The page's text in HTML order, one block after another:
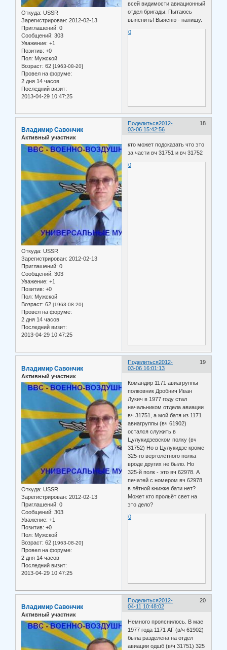
Откуда: USSR
Зарегистрирован: 2012-02-13
Приглашений: 0
Сообщений: 303
Уважение: +1
Позитив: +0
Пол: Мужской
Возраст: 62 [1963-08-20]
Провел на форуме:
2 дня 14 часов
Последний визит:
2013-04-29 10:47:25
всей видимости авиационный
отдел бригады. Пытаюсь
выяснить! Выясню - напишу.
0
Поделиться 18
2012-
03-06 15:42:56
Владимир Савончик
Активный участник
Откуда: USSR
Зарегистрирован: 2012-02-13
Приглашений: 0
Сообщений: 303
Уважение: +1
Позитив: +0
Пол: Мужской
Возраст: 62 [1963-08-20]
Провел на форуме:
2 дня 14 часов
Последний визит:
2013-04-29 10:47:25
кто может подсказать что это
за части вч 31751 и вч 31752
0
Поделиться 19
2012-
03-06 16:01:13
Владимир Савончик
Активный участник
Откуда: USSR
Зарегистрирован: 2012-02-13
Приглашений: 0
Сообщений: 303
Уважение: +1
Позитив: +0
Пол: Мужской
Возраст: 62 [1963-08-20]
Провел на форуме:
2 дня 14 часов
Последний визит:
2013-04-29 10:47:25
Командир 1171 авиагруппы
полковник Дробнич Иван
Лукич в 1977 году стал
начальником отдела авиации
вч 31751, а мой батя из 1171
авиагруппы (вч 61902)
остался служить в
Цулукидзевском полку (вч
31752) Но в Цулукидзе кроме
325-го вертолётного полка
вроде других не было. Но
325-й полк - это вч 62978. А
печатей с номером вч 62978
в лётной книжке бати нет?
Может кто прольёт свет на
это дело?
0
Поделиться 20
2012-
04-11 10:48:02
Владимир Савончик
Активный участник
Немного прояснилось. В мае
1977 года 1171 АГ (в/ч 61902)
была разделена на отдел
авиации одшб (в/ч 31751) 325